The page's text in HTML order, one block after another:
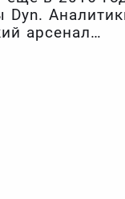
Dyn.
арсенал
быстрее.